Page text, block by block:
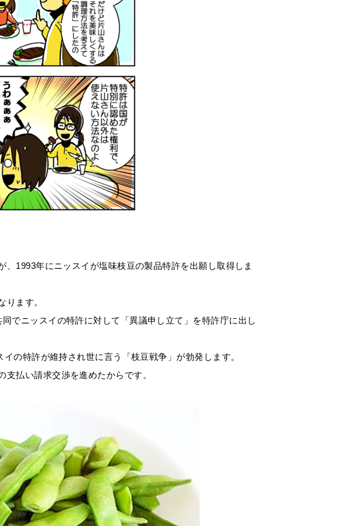
1993年にニッスイが塩味枝豆の製品特許を出願し取得しま
ります。
でニッスイの特許に対して「異議申し立て」を特許庁に出し
の特許が維持され世に言う「枝豆戦争」が勃発します。
払い請求交渉を進めたからです。